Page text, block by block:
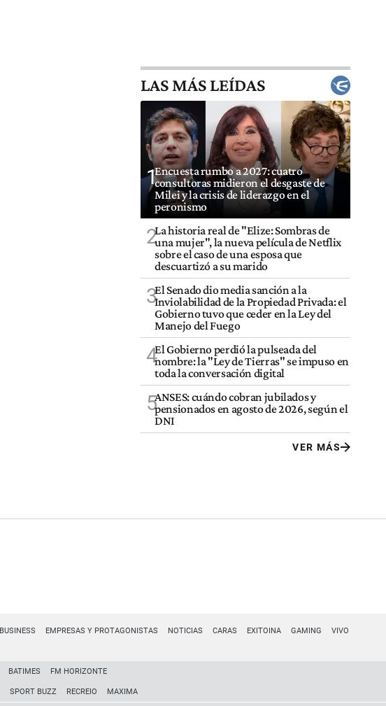
LAS MÁS LEÍDAS
1Encuesta rumbo a 2027: cuatro
consultoras midieron el desgaste de
Milei y la crisis de liderazgo en el
peronismo
2La historia real de "Elize: Sombras de
una mujer", la nueva película de Netflix
sobre el caso de una esposa que
descuartizó a su marido
3El Senado dio media sanción a la
Inviolabilidad de la Propiedad Privada: el
Gobierno tuvo que ceder en la Ley del
Manejo del Fuego
4El Gobierno perdió la pulseada del
nombre: la "Ley de Tierras" se impuso en
toda la conversación digital
5ANSES: cuándo cobran jubilados y
pensionados en agosto de 2026, según el
DNI
VER MÁS
BUSINESS EMPRESAS Y PROTAGONISTAS NOTICIAS CARAS EXITOINA GAMING VIVO
BATIMES FM HORIZONTE
SPORT BUZZ RECREIO MAXIMA